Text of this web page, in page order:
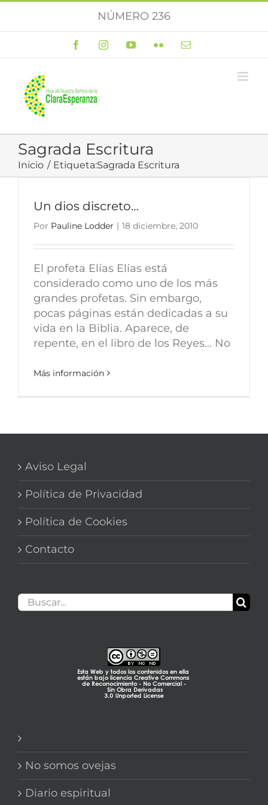
NÚMERO 236
FacebookInstagramYouTubeFlickr Correo
Sagrada Escritura
Inicio Etiqueta:Sagrada Escritura
Un dios discreto…
Por Pauline Lodder | 18 diciembre, 2010
El profeta Elías Elías está
considerado como uno de los más
grandes profetas. Sin embargo,
pocas páginas están dedicadas a su
vida en la Biblia. Aparece, de
repente, en el libro de los Reyes… No
Más información
Aviso Legal
Política de Privacidad
Política de Cookies
Contacto
Buscar:
No somos ovejas
Diario espiritual